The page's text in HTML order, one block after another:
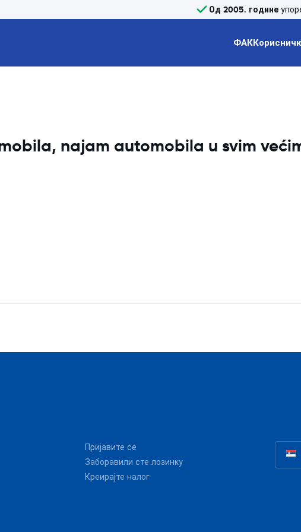
Од 2005. године
ФАК
najam automobila u svim
Пријавите се
Заборавили сте лозинку
Креирајте налог